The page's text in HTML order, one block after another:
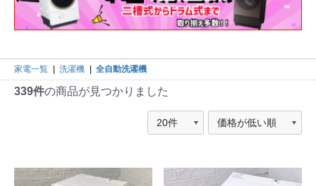
家電一覧 洗濯機 全自動洗濯機
339件の商品が見つかりました